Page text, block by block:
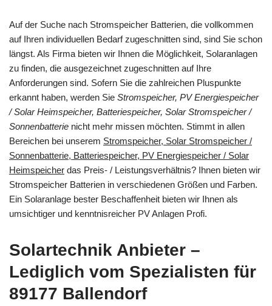
Auf der Suche nach Stromspeicher Batterien, die vollkommen
auf Ihren individuellen Bedarf zugeschnitten sind, sind Sie schon
längst. Als Firma bieten wir Ihnen die Möglichkeit, Solaranlagen
zu finden, die ausgezeichnet zugeschnitten auf Ihre
Anforderungen sind. Sofern Sie die zahlreichen Pluspunkte
erkannt haben, werden Sie Stromspeicher, PV Energiespeicher
/ Solar Heimspeicher, Batteriespeicher, Solar Stromspeicher /
Sonnenbatterie nicht mehr missen möchten. Stimmt in allen
Bereichen bei unserem Stromspeicher, Solar Stromspeicher /
Sonnenbatterie, Batteriespeicher, PV Energiespeicher / Solar
Heimspeicher das Preis- / Leistungsverhältnis? Ihnen bieten wir
Stromspeicher Batterien in verschiedenen Größen und Farben.
Ein Solaranlage bester Beschaffenheit bieten wir Ihnen als
umsichtiger und kenntnisreicher PV Anlagen Profi.
Solartechnik Anbieter –
Lediglich vom Spezialisten für
89177 Ballendorf